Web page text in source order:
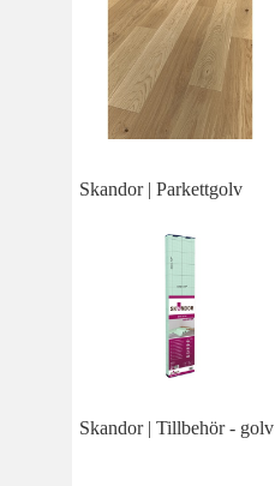
Skandor | Parkettgolv
Skandor | Tillbehör - golv